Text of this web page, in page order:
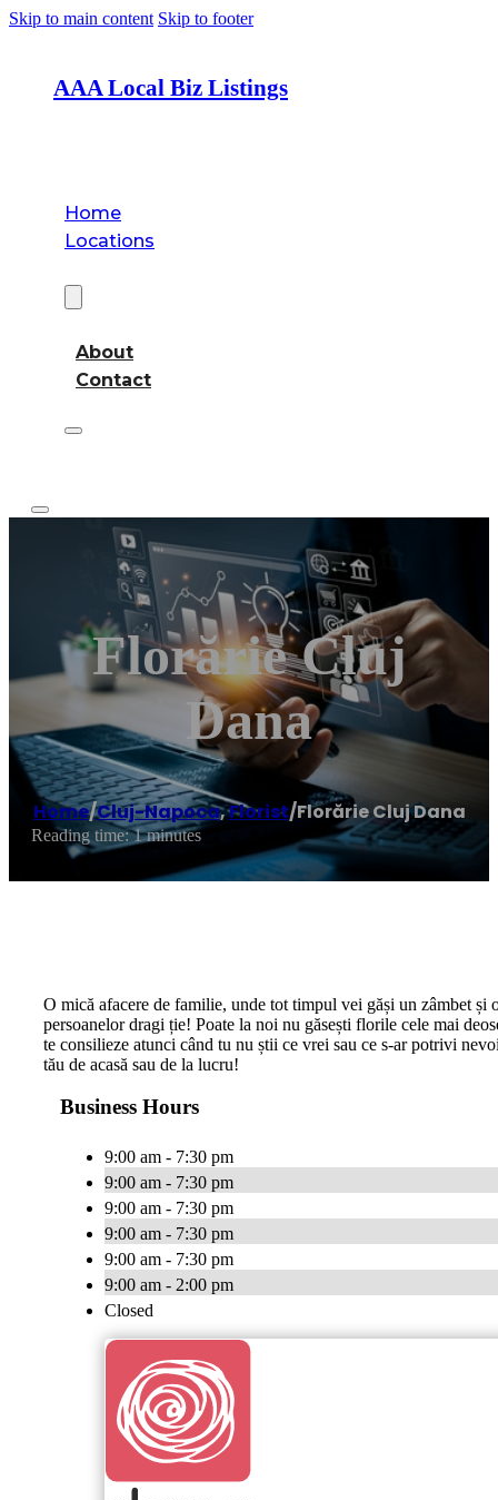
Skip to main content Skip to footer
AAA Local Biz Listings
Home
Locations
About
Contact
Florărie Cluj
Dana
Home/Cluj-Napoca,Florist/Florărie Cluj Dana
Reading time: 1 minutes
O mică afacere de familie, unde tot timpul vei găși un zâmbet și
persoanelor dragi ție! Poate la noi nu găsești florile cele mai
te consilieze atunci când tu nu știi ce vrei sau ce s-ar potrivi
tău de acasă sau de la lucru!
Business Hours
9:00 am - 7:30 pm
9:00 am - 7:30 pm
9:00 am - 7:30 pm
9:00 am - 7:30 pm
9:00 am - 7:30 pm
9:00 am - 2:00 pm
Closed